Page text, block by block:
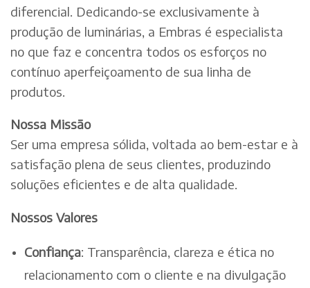
diferencial. Dedicando-se exclusivamente à
produção de luminárias, a Embras é especialista
no que faz e concentra todos os esforços no
contínuo aperfeiçoamento de sua linha de
produtos.
Nossa Missão
Ser uma empresa sólida, voltada ao bem-estar e à
satisfação plena de seus clientes, produzindo
soluções eficientes e de alta qualidade.
Nossos Valores
Confiança: Transparência, clareza e ética no
relacionamento com o cliente e na divulgação